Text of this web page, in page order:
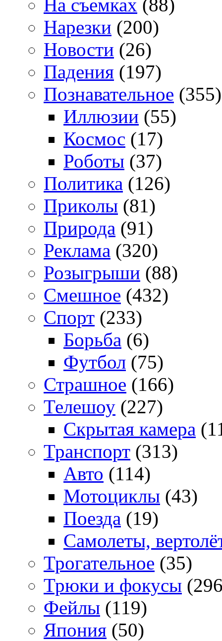
На съемках (88)
Нарезки (200)
Новости (26)
Падения (197)
Познавательное (355)
Иллюзии (55)
Космос (17)
Роботы (37)
Политика (126)
Приколы (81)
Природа (91)
Реклама (320)
Розыгрыши (88)
Смешное (432)
Спорт (233)
Борьба (6)
Футбол (75)
Страшное (166)
Телешоу (227)
Скрытая камера
Транспорт (313)
Авто (114)
Мотоциклы (43)
Поезда (19)
Самолеты,
Трогательное (35)
Трюки и фокусы
Фейлы (119)
Япония (50)